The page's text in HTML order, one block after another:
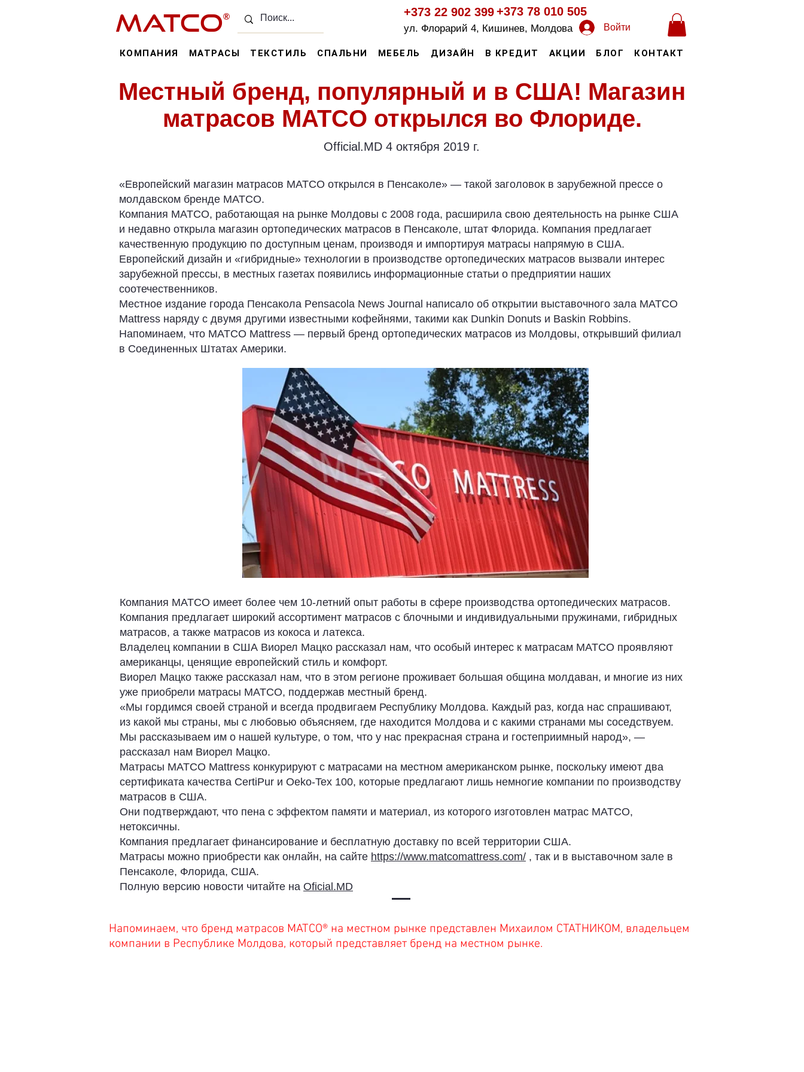
MATCO®
ул. Флорарий 4, Кишинев, Молдова Войти
+373 22 902 399+373 78 010 505
КОМПАНИЯ МАТРАСЫ ТЕКСТИЛЬ СПАЛЬНИ МЕБЕЛЬ ДИЗАЙН В КРЕДИТ АКЦИИ БЛОГ КОНТАКТ
Местный бренд, популярный и в США! Магазин
матрасов MATCO открылся во Флориде.
Official.MD 4 октября 2019 г.
«Европейский магазин матрасов MATCO открылся в Пенсаколе» — такой заголовок в зарубежной прессе о
молдавском бренде MATCO.
Компания MATCO, работающая на рынке Молдовы с 2008 года, расширила свою деятельность на рынке США
и недавно открыла магазин ортопедических матрасов в Пенсаколе, штат Флорида. Компания предлагает
качественную продукцию по доступным ценам, производя и импортируя матрасы напрямую в США.
Европейский дизайн и «гибридные» технологии в производстве ортопедических матрасов вызвали интерес
зарубежной прессы, в местных газетах появились информационные статьи о предприятии наших
соотечественников.
Местное издание города Пенсакола Pensacola News Journal написало об открытии выставочного зала MATCO
Mattress наряду с двумя другими известными кофейнями, такими как Dunkin Donuts и Baskin Robbins.
Напоминаем, что MATCO Mattress — первый бренд ортопедических матрасов из Молдовы, открывший филиал
в Соединенных Штатах Америки.
Компания MATCO имеет более чем 10-летний опыт работы в сфере производства ортопедических матрасов.
Компания предлагает широкий ассортимент матрасов с блочными и индивидуальными пружинами, гибридных
матрасов, а также матрасов из кокоса и латекса.
Владелец компании в США Виорел Мацко рассказал нам, что особый интерес к матрасам MATCO проявляют
американцы, ценящие европейский стиль и комфорт.
Виорел Мацко также рассказал нам, что в этом регионе проживает большая община молдаван, и многие из них
уже приобрели матрасы MATCO, поддержав местный бренд.
«Мы гордимся своей страной и всегда продвигаем Республику Молдова. Каждый раз, когда нас спрашивают,
из какой мы страны, мы с любовью объясняем, где находится Молдова и с какими странами мы соседствуем.
Мы рассказываем им о нашей культуре, о том, что у нас прекрасная страна и гостеприимный народ», —
рассказал нам Виорел Мацко.
Матрасы MATCO Mattress конкурируют с матрасами на местном американском рынке, поскольку имеют два
сертификата качества CertiPur и Oeko-Tex 100, которые предлагают лишь немногие компании по производству
матрасов в США.
Они подтверждают, что пена с эффектом памяти и материал, из которого изготовлен матрас MATCO,
нетоксичны.
Компания предлагает финансирование и бесплатную доставку по всей территории США.
Матрасы можно приобрести как онлайн, на сайте https://www.matcomattress.com/ , так и в выставочном зале в
Пенсаколе, Флорида, США.
Полную версию новости читайте на Oficial.MD
Напоминаем, что бренд матрасов MATCO® на местном рынке представлен Михаилом СТАТНИКОМ, владельцем
компании в Республике Молдова, который представляет бренд на местном рынке.